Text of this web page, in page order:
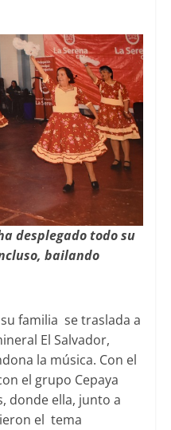
desplegado todo su
bailando
familia se traslada a
El Salvador,
la música. Con el
el grupo Cepaya
donde ella, junto a
el tema